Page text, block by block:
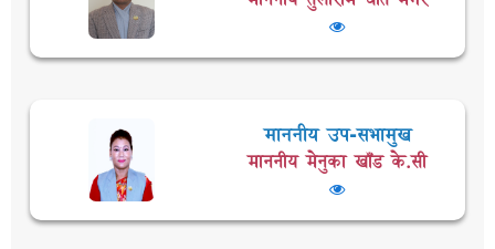
माननीय उप-सभामुख
माननीय मेनुका खाँड के.सी